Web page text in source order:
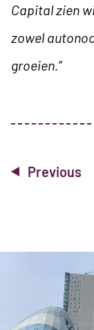
Capital zien
zowel
groeien.”
Previous